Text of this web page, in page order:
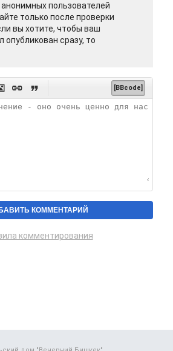
пользователей
только после проверки
вы хотите, чтобы ваш
сразу, то
  [BBcode]
комментирования